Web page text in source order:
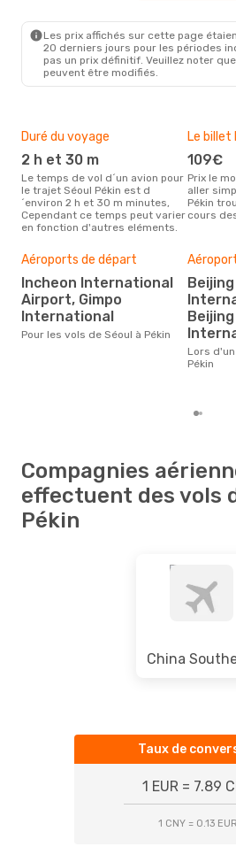
Les prix affichés sur cette page
20 derniers jours pour les périodes
pas un prix définitif. Veuillez noter
peuvent être modifiés.
Duré du voyage
2 h et 30 m
Le temps de vol d´un avion pour
le trajet Séoul Pékin est d
´environ 2 h et 30 m minutes,
Cependant ce temps peut varier
en fonction d'autres eléments.
Le billet
109€
Prix le moins cher pour un vol
aller
Pékin
cours
Aéroports de départ
Airport, Gimpo
International
Pour les vols de Séoul à Pékin
Beijing Capital
Lors d'un voyage de Séoul à
Pékin
Compagnies
effectuent des vols
Pékin
Taux de
1 EUR = 7.89
1 CNY = 0.13 EUR